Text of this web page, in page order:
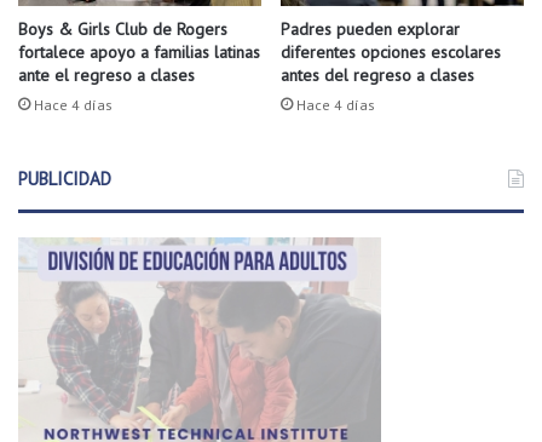
n
g
d
a
.
Boys & Girls Club de Rogers
fortalece apoyo a familias latinas
ante el regreso a clases
Hace 4 días
Padres pueden explorar
diferentes opciones escolares
antes del regreso a clases
Hace 4 días
PUBLICIDAD